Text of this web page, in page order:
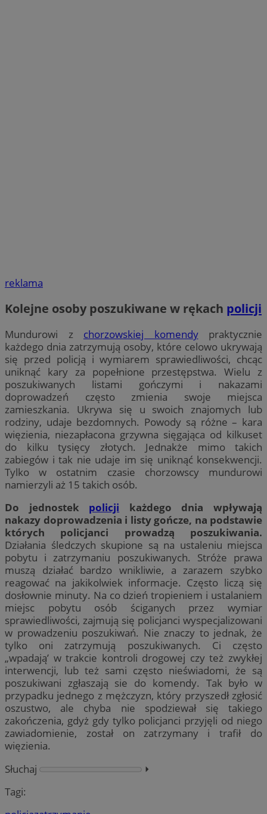
reklama
Kolejne osoby poszukiwane w rękach policji
Mundurowi z chorzowskiej komendypraktycznie
każdego dnia zatrzymują osoby, które celowo ukrywają
się przed policją i wymiarem sprawiedliwości, chcąc
uniknąć kary za popełnione przestępstwa. Wielu z
poszukiwanych listami gończymi i nakazami
doprowadzeń często zmienia swoje miejsca
zamieszkania. Ukrywa się u swoich znajomych lub
rodziny, udaje bezdomnych. Powody są różne – kara
więzienia, niezapłacona grzywna sięgająca od kilkuset
do kilku tysięcy złotych. Jednakże mimo takich
zabiegów i tak nie udaje im się uniknąć konsekwencji.
Tylko w ostatnim czasie chorzowscy mundurowi
namierzyli aż 15 takich osób.
Do jednostek policji każdego dnia wpływają
nakazy doprowadzenia i listy gończe, na podstawie
których policjanci prowadzą poszukiwania.
Działania śledczych skupione są na ustaleniu miejsca
pobytu i zatrzymaniu poszukiwanych. Stróże prawa
muszą działać bardzo wnikliwie, a zarazem szybko
reagować na jakikolwiek informacje. Często liczą się
dosłownie minuty. Na co dzień tropieniem i ustalaniem
miejsc pobytu osób ściganych przez wymiar
sprawiedliwości, zajmują się policjanci wyspecjalizowani
w prowadzeniu poszukiwań. Nie znaczy to jednak, że
tylko oni zatrzymują poszukiwanych. Ci często
„wpadają’ w trakcie kontroli drogowej czy też zwykłej
interwencji, lub też sami często nieświadomi, że są
poszukiwani zgłaszają sie do komendy. Tak było w
przypadku jednego z mężczyzn, który przyszedł zgłosić
oszustwo, ale chyba nie spodziewał się takiego
zakończenia, gdyż gdy tylko policjanci przyjęli od niego
zawiadomienie, został on zatrzymany i trafił do
więzienia.
Słuchaj
⏵︎
Tagi: